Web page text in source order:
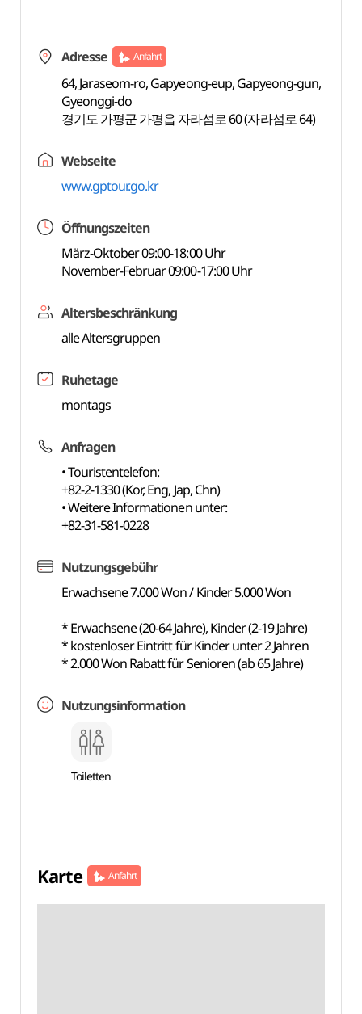
Adresse Anfahrt
64, Jaraseom-ro, Gapyeong-eup, Gapyeong-gun,
Gyeonggi-do
경기도 가평군 가평읍 자라섬로 60 (자라섬로 64)
Webseite
www.gptour.go.kr
Öffnungszeiten
März-Oktober 09:00-18:00 Uhr
November-Februar 09:00-17:00 Uhr
Altersbeschränkung
alle Altersgruppen
Ruhetage
montags
Anfragen
• Touristentelefon:
+82-2-1330 (Kor, Eng, Jap, Chn)
• Weitere Informationen unter:
+82-31-581-0228
Nutzungsgebühr
Erwachsene 7.000 Won / Kinder 5.000 Won
* Erwachsene (20-64 Jahre), Kinder (2-19 Jahre)
* kostenloser Eintritt für Kinder unter 2 Jahren
* 2.000 Won Rabatt für Senioren (ab 65 Jahre)
Nutzungsinformation
Toiletten
Karte Anfahrt